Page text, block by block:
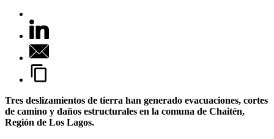
Tres deslizamientos de tierra han generado evacuaciones, cortes
de camino y daños estructurales en la comuna de Chaitén,
Región de Los Lagos.